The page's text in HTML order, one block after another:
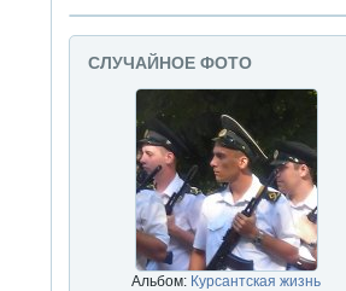
СЛУЧАЙНОЕ ФОТО
Альбом: Курсантская жизнь